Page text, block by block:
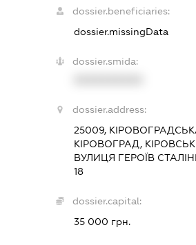
dossier.beneficiaries:
dossier.missingData
dossier.smida:
dossier.address:
25009,
КІРОВОГРАД,
ВУЛИЦЯ ГЕРОЇВ
18
dossier.capital:
35 000 грн.